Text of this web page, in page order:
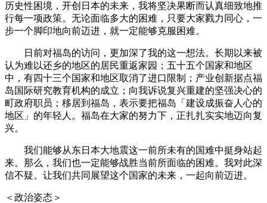
历史性困境，开创日本的未来，我将坚决果断而认真细致地推
行每一项政策。无论面临多大的困难，只要大家戮力同心，一
步一个脚印地向前迈进，就一定能够克服困难。
日前对福岛的访问，更加深了我的这一想法。长期以来被
认为难以还乡的地区的居民重返家园；五十五个国家和地区
中，有四十三个国家和地区取消了进口限制；产业创新据点福
岛国际研究教育机构的成立；向我诉说复兴重建的坚强决心的
町政府职员；移居到福岛，表示要把福岛「建设成振奋人心的
地区」的年轻人。福岛在大家的努力下，正扎扎实实地迈向复
兴。
我们能够从东日本大地震这一前所未有的国难中挺身站起
来。那么，我们也一定能够战胜当前所面临的困难。我对此深
信不疑。让我们共同展望这个国家的未来，一起向前迈进。
＜政治姿态＞